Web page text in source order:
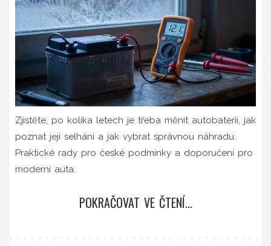
Zjistěte, po kolika letech je třeba měnit autobaterii, jak
poznat její selhání a jak vybrat správnou náhradu.
Praktické rady pro české podmínky a doporučení pro
moderní auta.
POKRAČOVAT VE ČTENÍ...